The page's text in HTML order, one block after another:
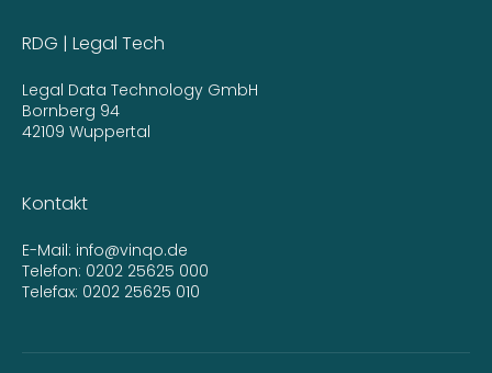
RDG | Legal Tech
Legal Data Technology GmbH
Bornberg 94
42109 Wuppertal
Kontakt
E-Mail: info@vinqo.de
Telefon: 0202 25625 000
Telefax: 0202 25625 010